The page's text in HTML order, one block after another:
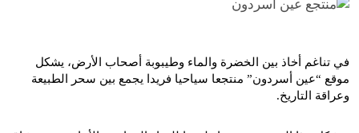
في تناغم أخاذ بين الخضرة والماء وطيبوبة أصحاب الأرض، يشكل
موقع “عين أسردون” منتجعا سياحيا فريدا يجمع بين سحر الطبيعة
وعراقة التاريخ.